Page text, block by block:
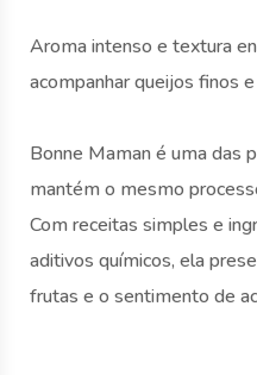
Aroma intenso e textura
acompanhar queijos finos
Bonne Maman é uma das
mantém o mesmo
Com receitas simples e
aditivos químicos, ela
frutas e o sentimento de